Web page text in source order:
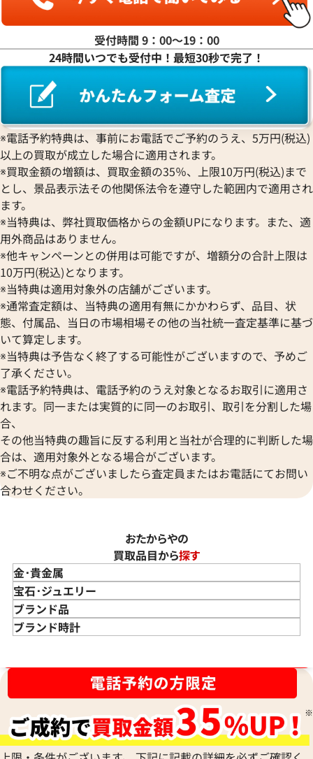
ルイ・ヴィトン モノグラムマルチカラー
アストロピル キーホルダー M51911
参考買取価格
21,000円
2026年6月3日時点
ルイ・ヴィトン
参考買取価格
ワ行
受付時間 9：00〜19：00
24時間いつでも受付中！最短30秒で完了！
※電話予約特典は、事前にお電話でご予約のうえ、5万円(税込)
以上の買取が成立した場合に適用されます。
※買取金額の増額は、買取金額の35％、上限10万円(税込)まで
とし、景品表示法その他関係法令を遵守した範囲内で適用され
ます。
※当特典は、弊社買取価格からの金額UPになります。また、適
用外商品はありません。
※他キャンペーンとの併用は可能ですが、増額分の合計上限は
10万円(税込)となります。
※当特典は適用対象外の店舗がございます。
※通常査定額は、当特典の適用有無にかかわらず、品目、状
態、付属品、当日の市場相場その他の当社統一査定基準に基づ
いて算定します。
※当特典は予告なく終了する可能性がございますので、予めご
了承ください。
※電話予約特典は、電話予約のうえ対象となるお取引に適用さ
れます。同一または実質的に同一のお取引、取引を分割した場
合、
その他当特典の趣旨に反する利用と当社が合理的に判断した場
合は、適用対象外となる場合がございます。
※ご不明な点がございましたら査定員またはお電話にてお問い
合わせください。
おたからやの
買取品目から探す
金･貴金属
金 買取
金のインゴット 買取
金のアクセサリー 買取
金のブレスレット 買取
金のブローチ 買取
金のペンダントトップ 買取
金の仏像 買取
金杯 買取
宝石･ジュエリー
宝石･ジュエリー買取
ダイヤモンド 買取
サファイア 買取
オパール 買取
トルマリン 買取
翡翠 買取
パライバトルマリン 買取
ブランド品
バッグ･小物 買取
ルイ･ヴィトン 買取
カルティエ 買取
ティファニー 買取
ブルガリ 買取
ハリー･ウィンストン 買取
ブランド時計
フィリップ 買取
オーデマピゲ 買取
カルティエ 買取
エルメス 買取